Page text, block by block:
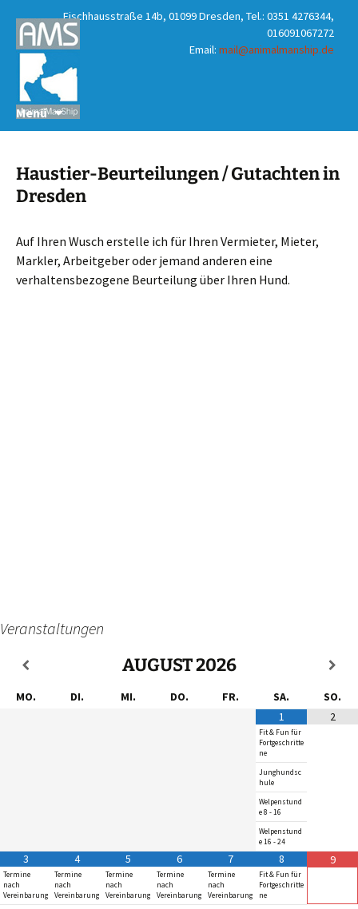
Fischhausstraße 14b, 01099 Dresden, Tel.: 0351 4276344,
016091067272
Email: mail@animalmanship.de
Menü
Zum
Inhalt
Haustier-Beurteilungen / Gutachten in
Dresden
Auf Ihren Wusch erstelle ich für Ihren Vermieter, Mieter,
Markler, Arbeitgeber oder jemand anderen eine
verhaltensbezogene Beurteilung über Ihren Hund.
Veranstaltungen
AUGUST2026
MO. DI. MI. DO. FR. SA.
SO.
1
Fit & Fun für
Fortgeschritte
ne
Junghundsc
hule
Welpenstund
e 8 - 16
Welpenstund
e 16 - 24
2
3
Termine
nach
Vereinbarung
4
Termine
nach
Vereinbarung
5
Termine
nach
Vereinbarung
6
Termine
nach
Vereinbarung
7
Termine
nach
Vereinbarung
8
Fit & Fun für
Fortgeschritte
ne
9